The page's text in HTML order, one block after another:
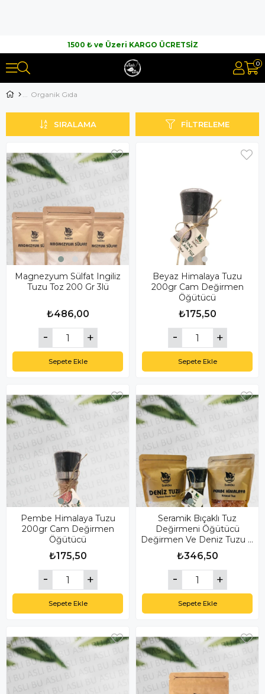
1500 ₺ ve Üzeri KARGO ÜCRETSİZ
0
Organik Gıda
FILTRELEME
SIRALAMA
Magnezyum Sülfat Ingiliz
Tuzu Toz 200 Gr 3lü
₺486,00
Sepete Ekle
Beyaz Himalaya Tuzu
200gr Cam Değirmen
Öğütücü
₺175,50
Sepete Ekle
Pembe Himalaya Tuzu
200gr Cam Değirmen
Öğütücü
₺175,50
Sepete Ekle
Seramik Bıçaklı Tuz
Değirmeni Öğütücü
Değirmen Ve Deniz Tuzu &
Himalaya Tuzu
₺346,50
Sepete Ekle